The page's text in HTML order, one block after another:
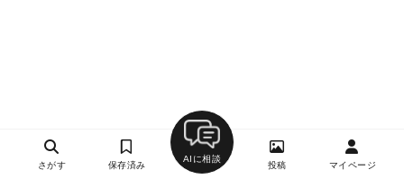
さがす 保存済み
AIに相談
投稿 マイページ